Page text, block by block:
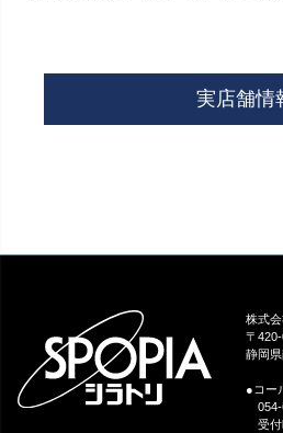
実店舗情
株式
〒
静岡
●コー
054-
受付